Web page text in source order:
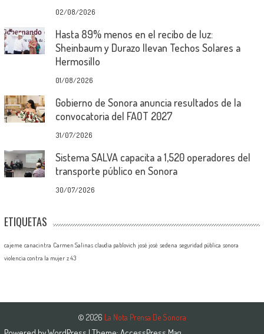
02/08/2026
Hasta 89% menos en el recibo de luz:
Sheinbaum y Durazo llevan Techos Solares a
Hermosillo
01/08/2026
Gobierno de Sonora anuncia resultados de la
convocatoria del FAOT 2027
31/07/2026
Sistema SALVA capacita a 1,520 operadores del
transporte público en Sonora
30/07/2026
ETIQUETAS
cajeme canacintra Carmen Salinas claudia pablovich josé josé sedena seguridad pública sonora
violencia contra la mujer z 43
© 2026 La Nota Prensa De Sonora